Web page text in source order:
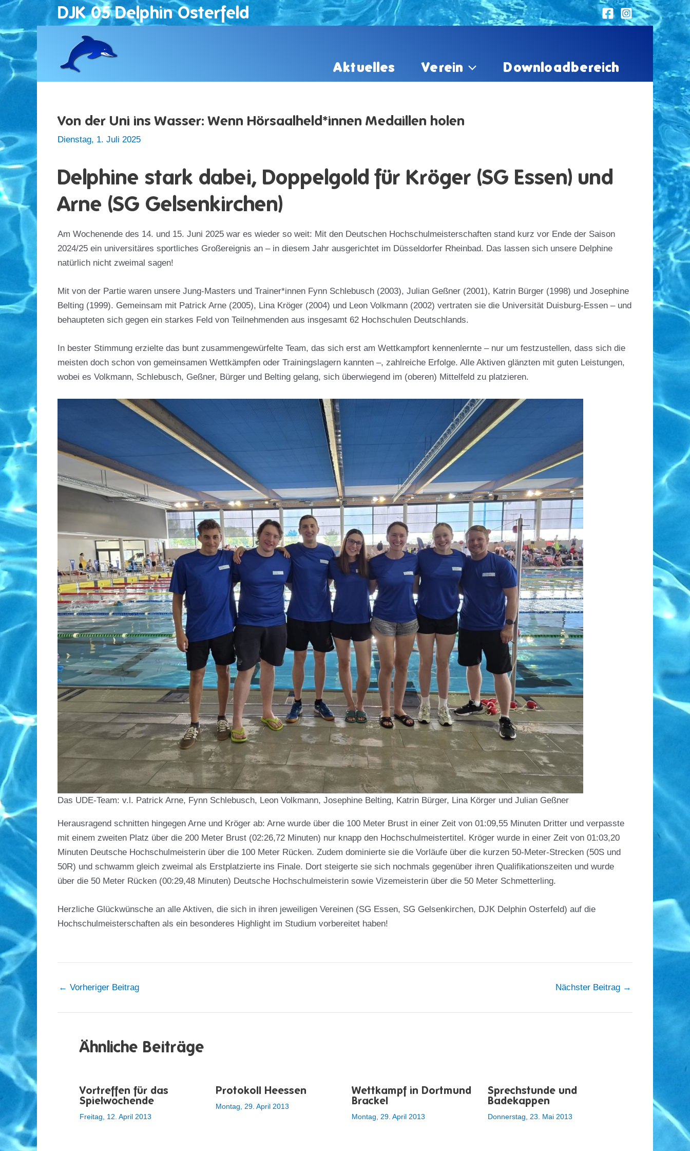
Zum
springen
DJK 05 Delphin Osterfeld
Aktuelles Verein Downloadbereich
Von der Uni ins Wasser: Wenn Hörsaalheld*innen Medaillen holen
Dienstag, 1. Juli 2025
Delphine stark dabei, Doppelgold für Kröger (SG Essen) und
Arne (SG Gelsenkirchen)
Am Wochenende des 14. und 15. Juni 2025 war es wieder so weit: Mit den Deutschen Hochschulmeisterschaften stand kurz vor Ende der Saison
2024/25 ein universitäres sportliches Großereignis an – in diesem Jahr ausgerichtet im Düsseldorfer Rheinbad. Das lassen sich unsere Delphine
natürlich nicht zweimal sagen!
Mit von der Partie waren unsere Jung-Masters und Trainer*innen Fynn Schlebusch (2003), Julian Geßner (2001), Katrin Bürger (1998) und Josephine
Belting (1999). Gemeinsam mit Patrick Arne (2005), Lina Kröger (2004) und Leon Volkmann (2002) vertraten sie die Universität Duisburg-Essen – und
behaupteten sich gegen ein starkes Feld von Teilnehmenden aus insgesamt 62 Hochschulen Deutschlands.
In bester Stimmung erzielte das bunt zusammengewürfelte Team, das sich erst am Wettkampfort kennenlernte – nur um festzustellen, dass sich die
meisten doch schon von gemeinsamen Wettkämpfen oder Trainingslagern kannten –, zahlreiche Erfolge. Alle Aktiven glänzten mit guten Leistungen,
wobei es Volkmann, Schlebusch, Geßner, Bürger und Belting gelang, sich überwiegend im (oberen) Mittelfeld zu platzieren.
Das UDE-Team: v.l. Patrick Arne, Fynn Schlebusch, Leon Volkmann, Josephine Belting, Katrin Bürger, Lina Körger und Julian Geßner
Herausragend schnitten hingegen Arne und Kröger ab: Arne wurde über die 100 Meter Brust in einer Zeit von 01:09,55 Minuten Dritter und verpasste
mit einem zweiten Platz über die 200 Meter Brust (02:26,72 Minuten) nur knapp den Hochschulmeistertitel. Kröger wurde in einer Zeit von 01:03,20
Minuten Deutsche Hochschulmeisterin über die 100 Meter Rücken. Zudem dominierte sie die Vorläufe über die kurzen 50-Meter-Strecken (50S und
50R) und schwamm gleich zweimal als Erstplatzierte ins Finale. Dort steigerte sie sich nochmals gegenüber ihren Qualifikationszeiten und wurde
über die 50 Meter Rücken (00:29,48 Minuten) Deutsche Hochschulmeisterin sowie Vizemeisterin über die 50 Meter Schmetterling.
Herzliche Glückwünsche an alle Aktiven, die sich in ihren jeweiligen Vereinen (SG Essen, SG Gelsenkirchen, DJK Delphin Osterfeld) auf die
Hochschulmeisterschaften als ein besonderes Highlight im Studium vorbereitet haben!
← Vorheriger Beitrag Nächster Beitrag →
Ähnliche Beiträge
Vortreffen für das
Spielwochende
Freitag, 12. April 2013
Protokoll Heessen
Montag, 29. April 2013
Wettkampf in Dortmund
Brackel
Montag, 29. April 2013
Sprechstunde und
Badekappen
Donnerstag, 23. Mai 2013